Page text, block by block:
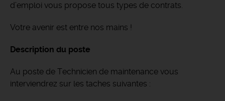
d’emploi vous propose tous types de contrats.
Votre avenir est entre nos mains !
Description du poste
Au poste de Technicien de maintenance vous
interviendrez sur les taches suivantes :